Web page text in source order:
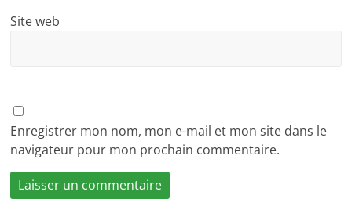
Site web
Enregistrer mon nom, mon e-mail et mon site dans le
navigateur pour mon prochain commentaire.